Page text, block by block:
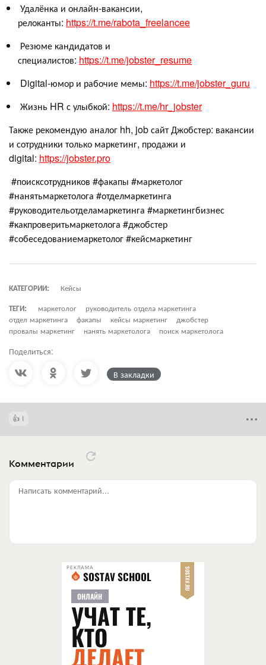
Удалёнка и онлайн-вакансии,
релоканты: https://t.me/rabota_freelancee
Резюме кандидатов и
специалистов: https://t.me/jobster_resume
Digital-юмор и рабочие мемы: https://t.me/jobster_guru
Жизнь HR с улыбкой: https://t.me/hr_jobster
Также рекомендую аналог hh, job сайт Джобстер: вакансии
и сотрудники только маркетинг, продажи и
digital: https://jobster.pro
#поисксотрудников #факапы #маркетолог
#нанятьмаркетолога #отделмаркетинга
#руководительотделамаркетинга #маркетингбизнес
#какпроверитьмаркетолога #джобстер
#собеседованиемаркетолог #кейсмаркетинг
КАТЕГОРИИ:
Кейсы
ТЕГИ:
маркетолог
руководитель отдела маркетинга
отдел маркетинга
факапы кейсы маркетинг
джобстер
провалы маркетинг
нанять маркетолога поиск маркетолога
Поделиться:
В закладки
1
Комментарии
Написать комментарий...
РЕКЛАМА